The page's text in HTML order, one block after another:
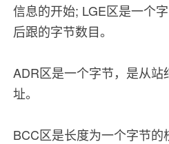
信息的开始; LGE区是一个
后跟的字节数目。
ADR区是一个字节，是从
址。
BCC区是长度为一个字节